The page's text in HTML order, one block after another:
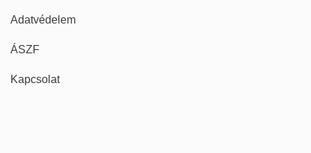
Adatvédelem
ÁSZF
Kapcsolat